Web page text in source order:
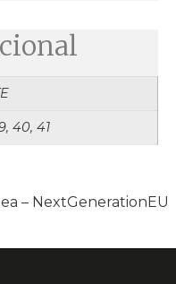
40, 41
– NextGenerationEU